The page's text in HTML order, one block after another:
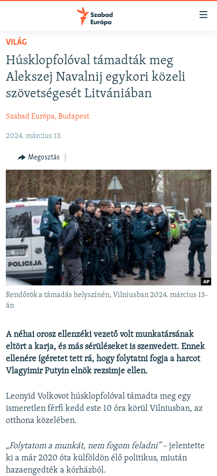
Akadálymentes
Ugrás
fő
oldalra
Ugrás
tartalomjegyzékre
NAPIRENDEN
AKTUÁLIS
PODCASTOK
ELEMZŐ
NER15
SZABADON
TÁRSADALOM
DEMOKRÁCIA
A PÉNZ NYOMÁBAN
EURÓPAI UNIÓ
VILÁG
KLÍMAVÁLTOZÁS
A MÚLT TANULSÁGAI
KÖVESSEN MINKET!
Valamennyi RFE/RL weboldal
VILÁG
Húsklopfolóval támadták meg
Alekszej Navalnij egykori közeli
szövetségesét Litvániában
Szabad Európa, Budapest
2024. március 13.
Megosztás
Rendőrök a támadás helyszínén, Vilniusban 2024. március 13-
án
A néhai orosz ellenzéki vezető volt munkatársának
eltört a karja, és más sérüléseket is szenvedett. Ennek
ellenére ígéretet tett rá, hogy folytatni fogja a harcot
Vlagyimir Putyin elnök rezsimje ellen.
Leonyid Volkovot húsklopfolóval támadta meg egy
ismeretlen férfi kedd este 10 óra körül Vilniusban, az
otthona közelében.
„Folytatom a munkát, nem fogom feladni”– jelentette
ki a már 2020 óta külföldön élő politikus, miután
hazaengedték a kórházból.
FELIRATKOZÁS
Spotify